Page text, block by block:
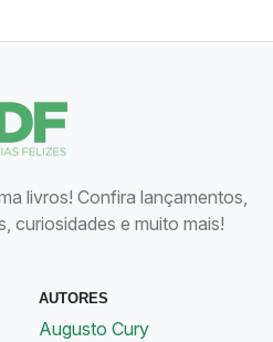
livros! Confira lançamentos,
curiosidades e muito mais!
AUTORES
Augusto Cury